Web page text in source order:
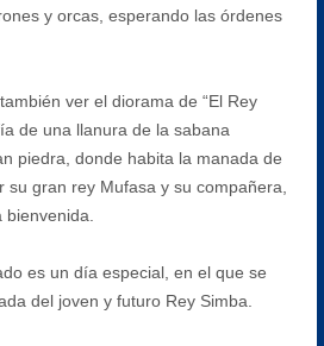
y orcas, esperando las órdenes
ver el diorama de “El Rey
de una llanura de la sabana
piedra, donde habita la manada de
su gran rey Mufasa y su compañera,
es un día especial, en el que se
del joven y futuro Rey Simba.